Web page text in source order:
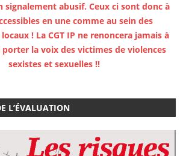
abusif. Ceux ci sont donc à
en une comme au sein des
! La CGT IP ne renoncera jamais à
la voix des victimes de violences
sexistes et sexuelles !!
L’ÉVALUATION